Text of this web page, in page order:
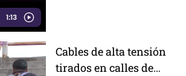
1:13
Cables de alta tensión
tirados en calles de